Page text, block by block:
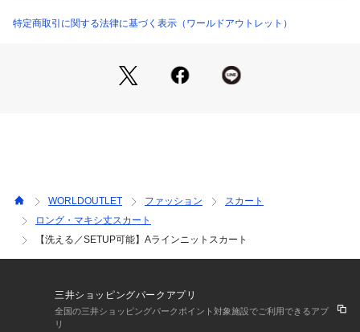
は、ワンピースのような統一感のある上品な着こなしに。
ンして、スカートの美しいフレアシルエットを主役に。
Tシャツやサマーニットと合わせれば、程よくリラックス感の
カーディガン：127－35353
スカート：127－75353
【素材ポイント】
のかな光沢感が魅力。
さらりと涼やかな着心地を叶えます。
しわになりにくく、きちんと感をキープできるのも嬉しいポイ
特定商取引に関する法律に基づく表示（ワールドアウトレット）
WORLDOUTLET ファッション
スカート
ロング・マキシ丈スカート
【洗える／SETUP可能】Aラインニットスカート
三井ショッピングパークアプリ
全国の三井ショッピングパークポイント対象施設でご利用できるアプ
リ